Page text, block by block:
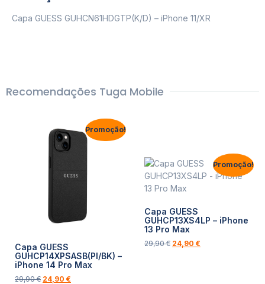
Capa GUESS GUHCN61HDGTP(K/D) – iPhone 11/XR
Recomendações Tuga Mobile
Promoção!
Capa GUESS
GUHCP14XPSASB(PI/BK) –
iPhone 14 Pro Max
29,90€ 24,90 €
Promoção!
Capa GUESS
GUHCP13XS4LP – iPhone
13 Pro Max
29,90€ 24,90 €